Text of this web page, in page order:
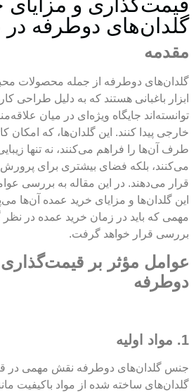
گلدان‌های دوطرفه در
مقدمه
گلدان‌های دوطرفه از جمله محصولات
ابزار باغبانی هستند که به دلیل طراحی
توانسته‌اند جایگاه ویژه‌ای در میان
خارجی پیدا کنند. این گلدان‌ها، که امکان
طرف آن‌ها را فراهم می‌کنند، نه تنها
می‌کنند، بلکه فضای بیشتری برای پرورش
قرار می‌دهند. در این مقاله به بررسی
این گلدان‌ها و مزایای خرید عمده آن‌ها
مهمی که باید در زمان خرید عمده در نظر
بررسی قرار خواهد گرفت.
عوامل مؤثر بر
دوطرفه
1. مواد اولیه
جنس گلدان‌های دوطرفه نقش مهمی در
گلدان‌های ساخته شده از مواد باکیفیت